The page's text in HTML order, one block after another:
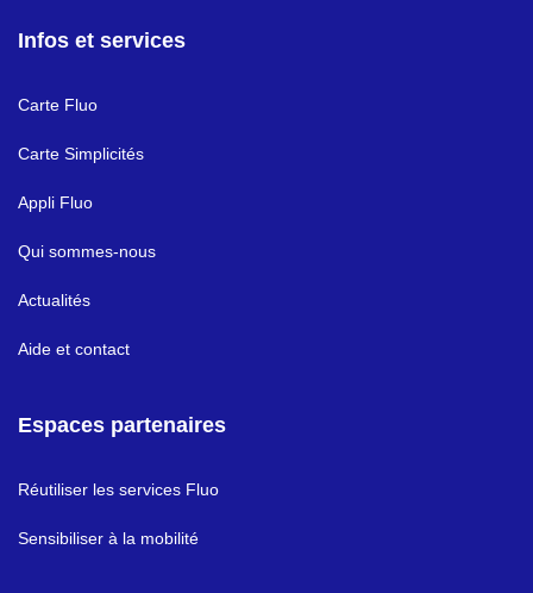
Infos et services
Carte Fluo
Carte Simplicités
Appli Fluo
Qui sommes-nous
Actualités
Aide et contact
Espaces partenaires
Réutiliser les services Fluo
Sensibiliser à la mobilité